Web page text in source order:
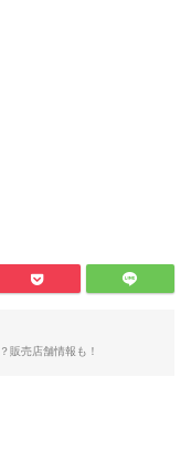
販売店舗情報も！